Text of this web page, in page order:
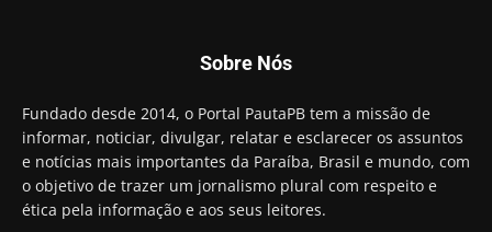
Sobre Nós
Fundado desde 2014, o Portal PautaPB tem a missão de
informar, noticiar, divulgar, relatar e esclarecer os assuntos
e notícias mais importantes da Paraíba, Brasil e mundo, com
o objetivo de trazer um jornalismo plural com respeito e
ética pela informação e aos seus leitores.